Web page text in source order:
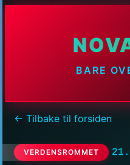
BARE
← Tilbake til forsiden
VERDENSROMMET